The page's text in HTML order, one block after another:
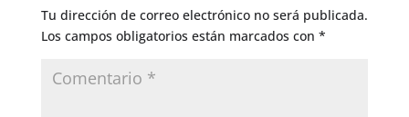
Tu dirección de correo electrónico no será publicada.
Los campos obligatorios están marcados con *